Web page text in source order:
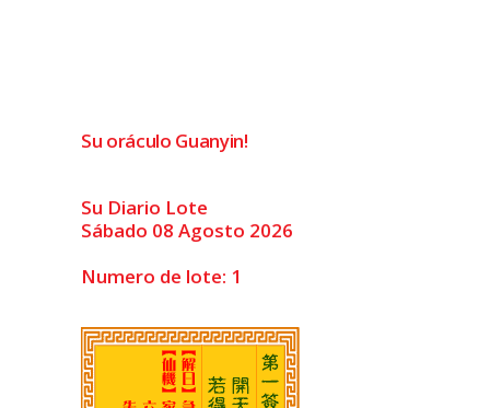
Su oráculo Guanyin!
Su Diario Lote
Sábado 08 Agosto 2026
Numero de lote: 1